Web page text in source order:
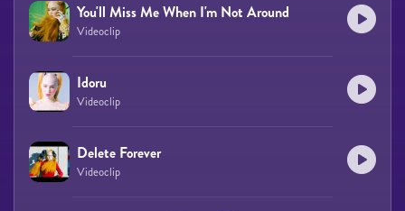
You'll Miss Me When I'm Not Around
Videoclip
Idoru
Videoclip
Delete Forever
Videoclip